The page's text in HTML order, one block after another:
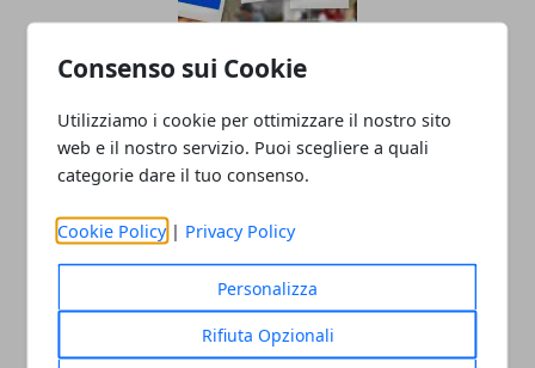
Consenso sui Cookie
Utilizziamo i cookie per ottimizzare il nostro sito
web e il nostro servizio. Puoi scegliere a quali
categorie dare il tuo consenso.
Cookie Policy | Privacy Policy
Personalizza
Rifiuta Opzionali
Il Ruolo dell'Analisi Dati nel Social Media
Marketing
12/12/2024